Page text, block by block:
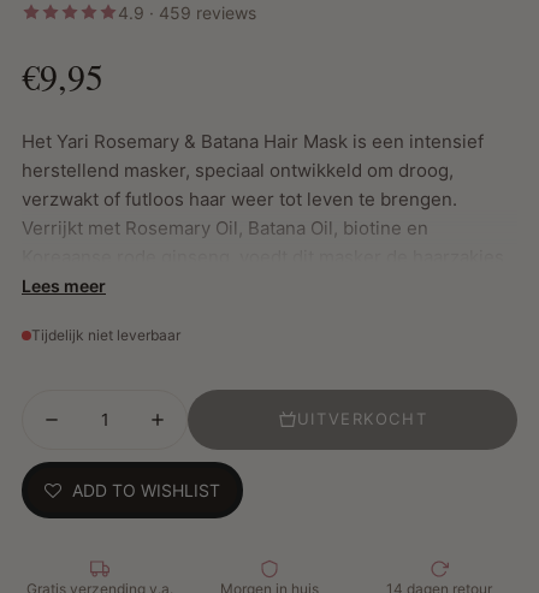
4.9 · 459 reviews
€9,95
Het Yari Rosemary & Batana Hair Mask is een intensief
herstellend masker, speciaal ontwikkeld om droog,
verzwakt of futloos haar weer tot leven te brengen.
Verrijkt met Rosemary Oil, Batana Oil, biotine en
diep van binnenuit, stimuleert het de haargroei en helpt
romige textuur zorgt voor directe hydratatie en maakt het
boost die je haar zichtbaar sterker maakt.
Belangrijkste kenmerken:
Stimuleert gezonde haargroei en versterkt het haar
Diepe hydratatie voor droog of beschadigd haar
Lees meer
Tijdelijk niet leverbaar
UITVERKOCHT
ADD TO WISHLIST
Gratis verzending v.a.
Morgen in huis 14 dagen retour